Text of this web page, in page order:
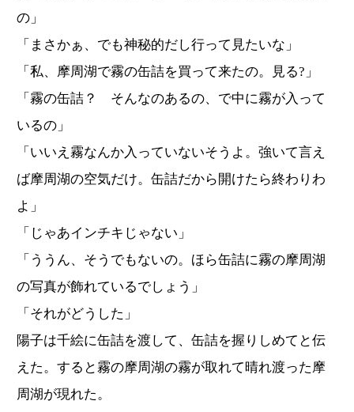
の」
「まさかぁ、でも神秘的だし行って見たいな」
「私、摩周湖で霧の缶詰を買って来たの。見る?」
「霧の缶詰？ そんなのあるの、で中に霧が入って
いるの」
「いいえ霧なんか入っていないそうよ。強いて言え
ば摩周湖の空気だけ。缶詰だから開けたら終わりわ
よ」
「じゃあインチキじゃない」
「ううん、そうでもないの。ほら缶詰に霧の摩周湖
の写真が飾れているでしょう」
「それがどうした」
陽子は千絵に缶詰を渡して、缶詰を握りしめてと伝
えた。すると霧の摩周湖の霧が取れて晴れ渡った摩
周湖が現れた。